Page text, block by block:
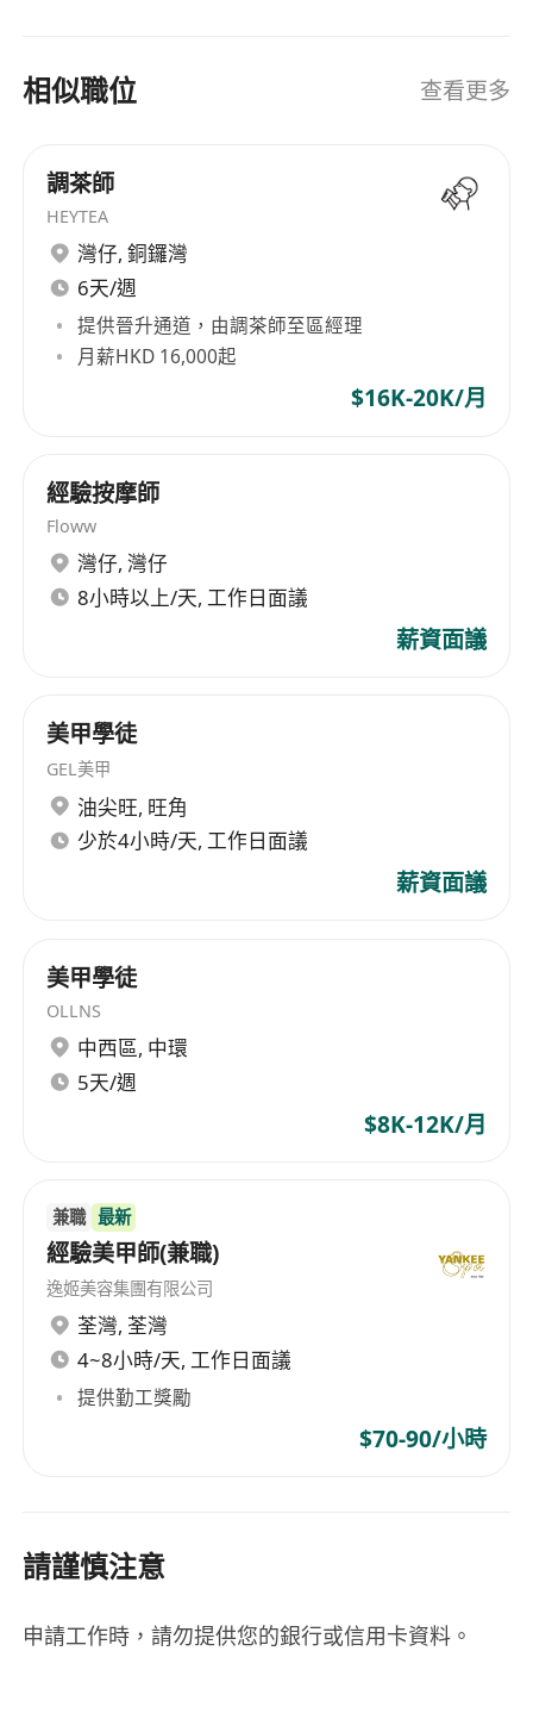
相似職位 查看更多
調茶師
HEYTEA
灣仔, 銅鑼灣
6天/週
提供晉升通道，由調茶師至區經理
月薪HKD 16,000起
$16K-20K/月
經驗按摩師
Floww
灣仔, 灣仔
8小時以上/天, 工作日面議
薪資面議
美甲學徒
GEL美甲
油尖旺, 旺角
少於4小時/天, 工作日面議
薪資面議
美甲學徒
OLLNS
中西區, 中環
5天/週
$8K-12K/月
兼職 最新
經驗美甲師(兼職)
逸姬美容集團有限公司
荃灣, 荃灣
4~8小時/天, 工作日面議
提供勤工獎勵
$70-90/小時
請謹慎注意
申請工作時，請勿提供您的銀行或信用卡資料。